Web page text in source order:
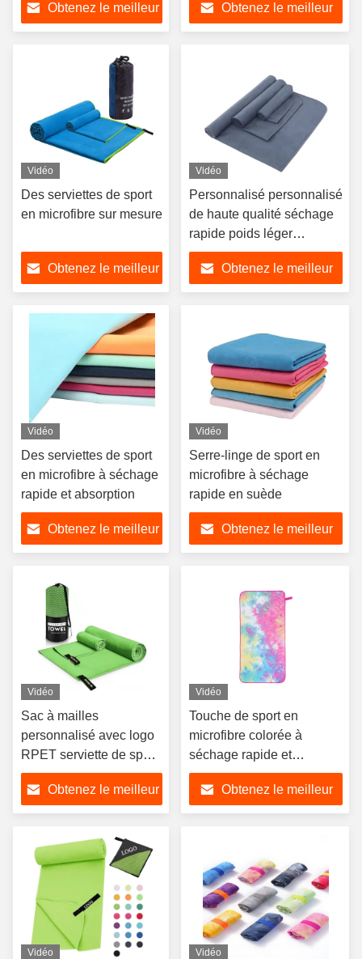
Obtenez le meilleur
voyage et salle de sport
Obtenez le meilleur
Vidéo
Des serviettes de sport
en microfibre sur mesure
Obtenez le meilleur
Vidéo
Personnalisé personnalisé
de haute qualité séchage
rapide poids léger
serviette de sport en
microfibreObtenez le meilleur
Vidéo
Des serviettes de sport
en microfibre à séchage
rapide et absorption
Obtenez le meilleur
Vidéo
Serre-linge de sport en
microfibre à séchage
rapide en suède
Obtenez le meilleur
Vidéo
Sac à mailles
personnalisé avec logo
RPET serviette de sport
en microfibre portable
Obtenez le meilleur
Vidéo
Touche de sport en
microfibre colorée à
séchage rapide et
personnalisée
Obtenez le meilleur
Vidéo Vidéo